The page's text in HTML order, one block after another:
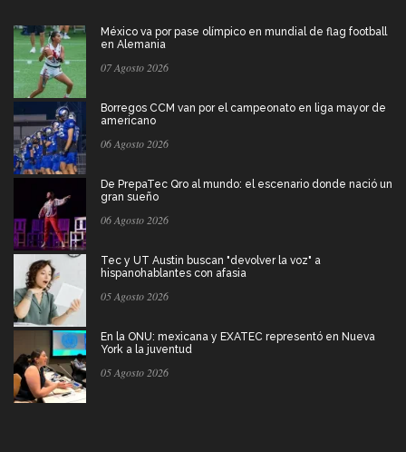
México va por pase olímpico en mundial de flag football
en Alemania
07 Agosto 2026
Borregos CCM van por el campeonato en liga mayor de
americano
06 Agosto 2026
De PrepaTec Qro al mundo: el escenario donde nació un
gran sueño
06 Agosto 2026
Tec y UT Austin buscan "devolver la voz" a
hispanohablantes con afasia
05 Agosto 2026
En la ONU: mexicana y EXATEC representó en Nueva
York a la juventud
05 Agosto 2026